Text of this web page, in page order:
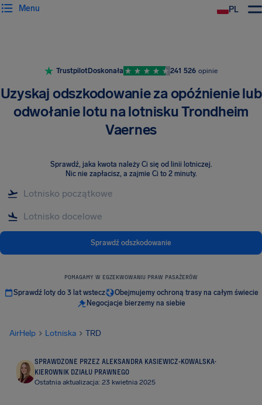
PL
Menu
TrustpilotDoskonała 241 526 opinie
Uzyskaj odszkodowanie za opóźnienie lub
odwołanie lotu na lotnisku Trondheim
Vaernes
Sprawdź, jaka kwota należy Ci się od linii lotniczej.
Nic nie zapłacisz, a zajmie Ci to 2 minuty.
Sprawdź odszkodowanie
POMAGAMY W EGZEKWOWANIU PRAW PASAŻERÓW
Sprawdź loty do 3 lat wstecz
Obejmujemy ochroną trasy na całym świecie
Negocjacje bierzemy na siebie
AirHelp Lotniska TRD
SPRAWDZONE PRZEZ ALEKSANDRA KASIEWICZ-KOWALSKA·
KIEROWNIK DZIAŁU PRAWNEGO
Ostatnia aktualizacja: 23 kwietnia 2025